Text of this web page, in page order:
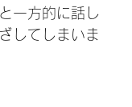
一方的に話し
してしまいま